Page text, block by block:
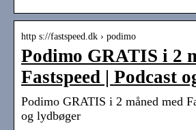
http s://fastspeed.dk › podimo
Podimo GRATIS i 2
Fastspeed | Podcast
Podimo GRATIS i 2 måned med
og lydbøger